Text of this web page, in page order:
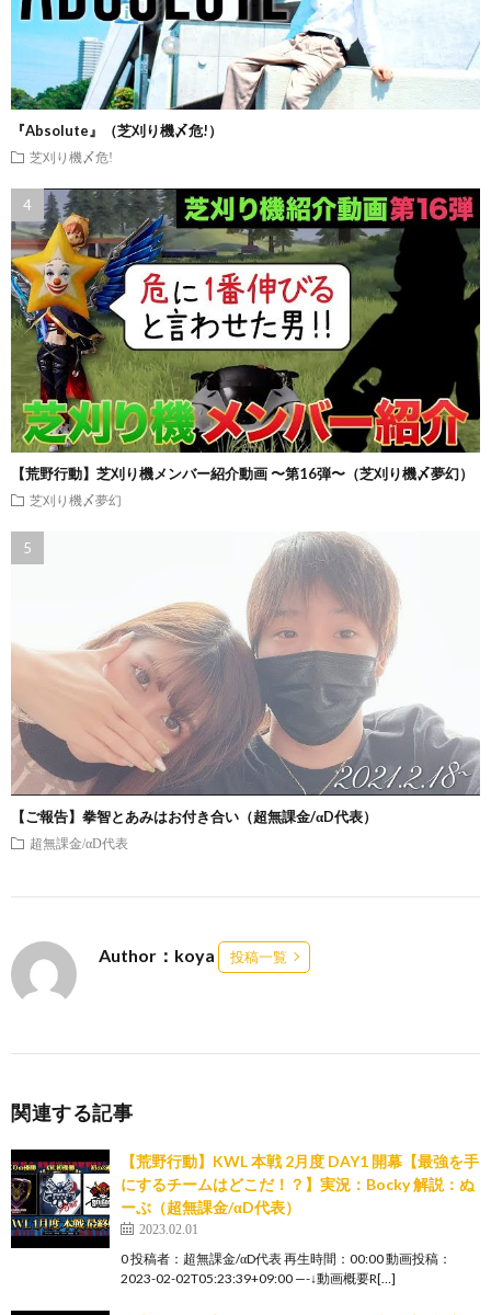
『Absolute』（芝刈り機〆危!）
芝刈り機〆危!
【荒野行動】芝刈り機メンバー紹介動画 〜第16弾〜（芝刈り機〆夢幻）
芝刈り機〆夢幻
【ご報告】拳智とあみはお付き合い（超無課金/αD代表）
超無課金/αD代表
Author：koya 投稿一覧
関連する記事
【荒野行動】KWL 本戦 2月度 DAY1 開幕【最強を手
にするチームはどこだ！？】実況：Bocky 解説：ぬ
ーぶ（超無課金/αD代表）
2023.02.01
0 投稿者：超無課金/αD代表 再生時間：00:00 動画投稿：
2023-02-02T05:23:39+09:00 —-↓動画概要R[…]